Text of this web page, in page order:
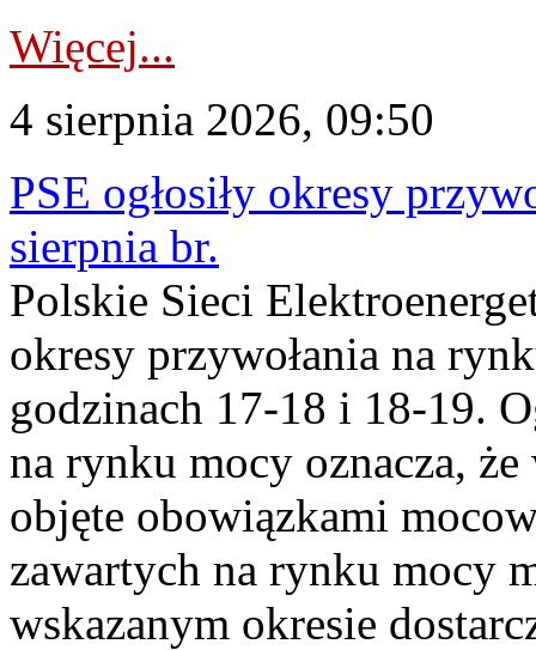
Więcej...
4 sierpnia 2026, 09:50
PSE ogłosiły okresy
sierpnia br.
Polskie Sieci
okresy przywołania na
godzinach 17-18 i 18-19.
na rynku mocy oznacza,
objęte obowiązkami
zawartych na rynku mocy
wskazanym okresie